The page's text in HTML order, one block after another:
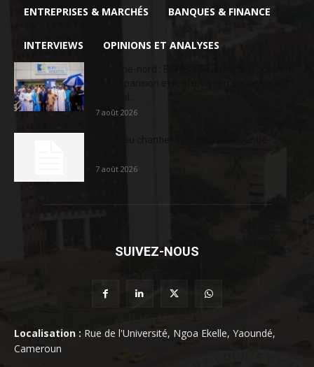
ENTREPRISES & MARCHÉS BANQUES & FINANCE
INTERVIEWS OPINIONS ET ANALYSES
7 août 2026
7 août 2026
SUIVEZ-NOUS
Localisation : Rue de l'Université, Ngoa Ekelle, Yaoundé,
Cameroun